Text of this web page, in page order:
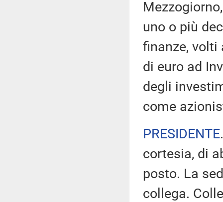
uno o più
finanze, volti
di euro ad
degli
come
PRESIDENTE
cortesia, di
posto. La
collega.